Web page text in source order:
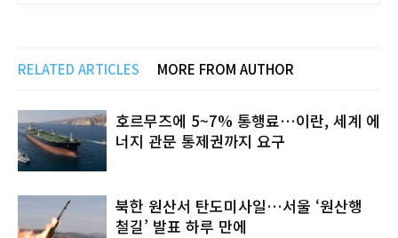
RELATED ARTICLES MORE FROM AUTHOR
호르무즈에 5~7% 통행료…이란, 세계 에
너지 관문 통제권까지 요구
북한 원산서 탄도미사일…서울 ‘원산행
철길’ 발표 하루 만에